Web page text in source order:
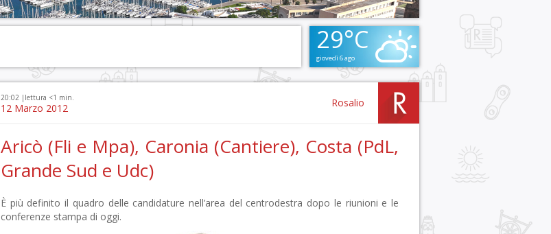
29°C
giovedì 6 ago
20:02 | lettura <1 min.
12 Marzo 2012 Rosalio
Aricò (Fli e Mpa), Caronia (Cantiere), Costa (PdL,
Grande Sud e Udc)
È più definito il quadro delle candidature nell’area del centrodestra dopo le riunioni e le
conferenze stampa di oggi.